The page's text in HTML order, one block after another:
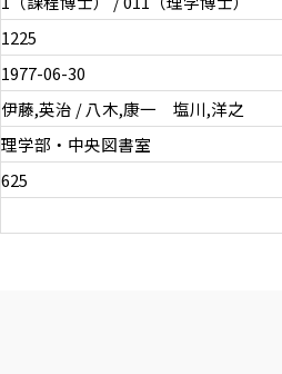
1225
1977-06-30
伊藤,英治 / 八木,康一 塩川,洋之
理学部・中央図書室
625